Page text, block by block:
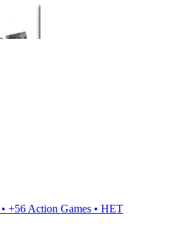
+56 Action Games • НЕТ